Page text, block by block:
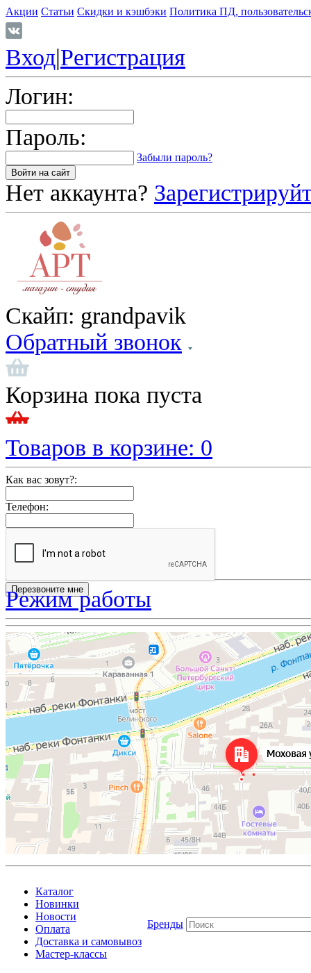
Акции Статьи Скидки и кэшбэки Политика ПД,
Вход|Регистрация
Логин:
Пароль:
Забыли пароль?
Нет аккаунта?
Скайп: grandpavik
Обратный звонок
Корзина пока пуста
Товаров в корзине: 0
Как вас зовут?:
Телефон:
Режим работы
Каталог
Новинки
Новости
Оплата
Доставка и самовывоз
Мастер-классы
Бренды